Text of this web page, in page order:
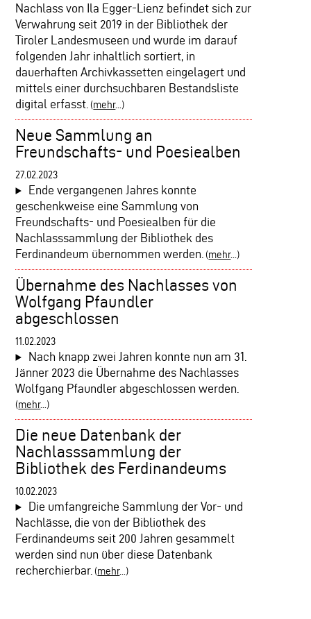
Nachlass von Ila Egger-Lienz befindet sich zur
Verwahrung seit 2019 in der Bibliothek der
Tiroler Landesmuseen und wurde im darauf
folgenden Jahr inhaltlich sortiert, in
dauerhaften Archivkassetten eingelagert und
mittels einer durchsuchbaren Bestandsliste
digital erfasst. (mehr...)
Neue Sammlung an
Freundschafts- und Poesiealben
27.02.2023
Ende vergangenen Jahres konnte
geschenkweise eine Sammlung von
Freundschafts- und Poesiealben für die
Nachlasssammlung der Bibliothek des
Ferdinandeum übernommen werden. (mehr...)
Übernahme des Nachlasses von
Wolfgang Pfaundler
abgeschlossen
11.02.2023
Nach knapp zwei Jahren konnte nun am 31.
Jänner 2023 die Übernahme des Nachlasses
Wolfgang Pfaundler abgeschlossen werden.
(mehr...)
Die neue Datenbank der
Nachlasssammlung der
Bibliothek des Ferdinandeums
10.02.2023
Die umfangreiche Sammlung der Vor- und
Nachlässe, die von der Bibliothek des
Ferdinandeums seit 200 Jahren gesammelt
werden sind nun über diese Datenbank
recherchierbar. (mehr...)